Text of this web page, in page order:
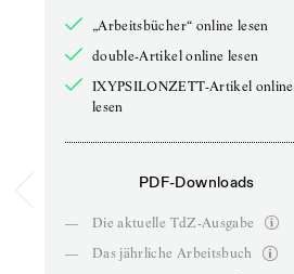
„Arbeitsbücher“ online lesen
double-Artikel online lesen
IXYPSILONZETT-Artikel online
lesen
PDF-Downloads
—
Die aktuelle TdZ-Ausgabe
—
Das jährliche Arbeitsbuch